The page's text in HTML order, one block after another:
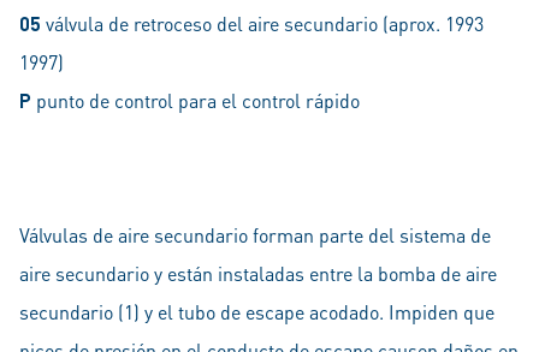
05 válvula de retroceso del aire secundario (aprox. 1993
1997)
P punto de control para el control rápido
Válvulas de aire secundario forman parte del sistema de
aire secundario y están instaladas entre la bomba de aire
secundario (1) y el tubo de escape acodado. Impiden que